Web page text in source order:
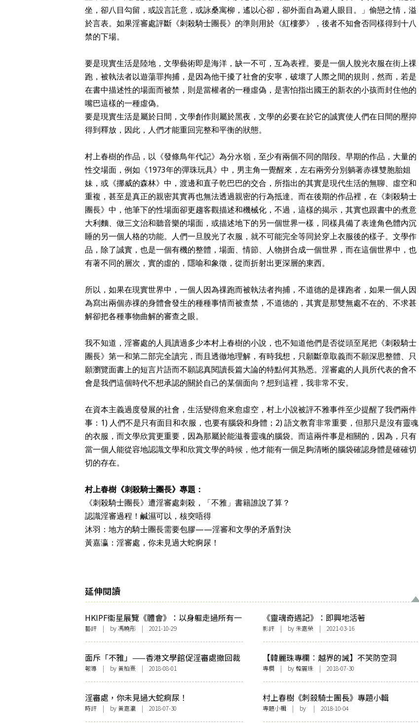
坐，卻八目勾留，或設言託意，或詠桑寓柳，遙以心卻，卻外面自為避人眼目。」偷戀之情，溢
於言表。如果淫審處評斷《刺殺騎士團長》的準則用於《紅樓夢》，後者不知會否同樣得到十八
禁的下場。
要是現實生活是陸地，文學藝術即是海洋，缺一不可，互為表裡。要是一個人脫光衣服在街上祼
跑，被執法者以遊蕩罪拘捕，是因為他干擾了社會的安寧，破壞了人際之間的規則，然而，若是
在書中描述性的場面而被禁，則是當權者的一種虛偽，是害怕指出國王的新衣的小孩而封住他的
嘴巴這樣的一種虛偽。
要是現實生活是屬於日間，文學創作則屬於黑夜，文學的必要在於它的誠實使人們在日間的壓抑
得到釋放，因此，人們才能重回完整和平衡的狀態。
村上春樹的作品，以《發條鳥年代記》為分水嶺，至少有兩個不同的階段。早期的作品，大量的
性交場面，例如《1973年的彈珠玩具》中，男主角一覺醒來，左右兩旁分別躺著赤祼雙胞胎姐
妹，或《挪威的森林》中，渡邊和直子乾巴巴的交合，所指出的其實是現代生活的無聊、虛空和
重複，甚至是真正的親密其實再也無法透過親密的行為抵達。而在後期的作品裡，在《刺殺騎士
團長》中，他筆下的性場面卻更趨客觀描述和機械化，不過，這樣的揭示，其實也跟書中的煮意
大利麵、做三文治和聽音樂的場面，或描述地下的另一個世界一樣，同樣具備了表達角色體內沉
睡的另一個人格的功能。人們一旦脫光了衣服，就不可能完全等同於穿上衣服後的樣子。文學作
品，除了誠實，也是一個有機的整體，場面、情節、人物拼合成一個世界，而在這個世界中，也
有著不同的層次，實的虛的，隱喻和象徵，從而折射出更深層的東西。
所以，如果在現實世界中，一個人因為祼跑而被執法者拘捕，不道德的是祼跑者，如果一個人因
為寫出兩個赤祼的身體會發生的種種事情而被查禁，不道德的，其實是那雙無處不在的、不求甚
解卻把各種事物曲解的審查之眼。
我不知道，淫審處的人員讀過多少本村上春樹的小說，也不知道他們是否從頭至尾把《刺殺騎士
團長》第一和第二部完全讀完，而且透徹地理解，有時我想，只願斷章取義而不願深思整體、只
願瀏覽面書上的短言片語而不願認真閱讀長篇大論的特點何其熟悉。淫審處的人員所代表的會不
會是我們這個時代不想承認的關於自己的某個面向？想到這裡，我非常不安。
在資本主義過度發展的社會，生活變得愈來愈虛空，村上小說被評不雅事件至少提醒了我們兩件
事：1) 人們不是只有面目和衣服，也要有腦袋和身體；2) 語文教育非常重要，但那只是沒有靈魂
的衣服，而文學欣賞更重要，因為那屬於能滋養靈魂的腦袋。而這兩件事是相關的，因為，只有
當一個人能從容地認識文學和欣賞文學的時候，他才能有一個足夠清晰的腦袋確認身體是確確切
切的存在。
村上春樹《刺殺騎士團長》專題：
《刺殺騎士團長》遭淫審處刺殺，「不雅」書籍誰說了算？
認識淫審過程！鹹濕可以，核突唔得
沐羽：地方的騎士團長需要包膠——淫審和文學的矛盾對決
黃嘉瀛：淫審處，你未見過大蛇痾尿！
延伸閱讀
HKIPF衞星展覽《體會》：以身軀走過所有一
切
藝評 | by馮曉彤 | 2021-10-29
《靈魂奇遇記》：即興地活著
影評 | by 朱嘉榮 | 2021-03-16
面斥「不雅」——香港文學館促淫審處撤回裁
決
報導 | by 黃柏熹 | 2018-08-01
【韓麗珠專欄︰越界的誡】不笑防空洞
專欄 | by 韓麗珠 | 2018-07-30
淫審處，你未見過大蛇痾尿！
時評 | by 黃嘉瀛 | 2018-07-30
村上春樹《刺殺騎士團長》專題小輯
專題小輯 | by | 2018-10-04